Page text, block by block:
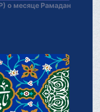
о месяце Рамадан